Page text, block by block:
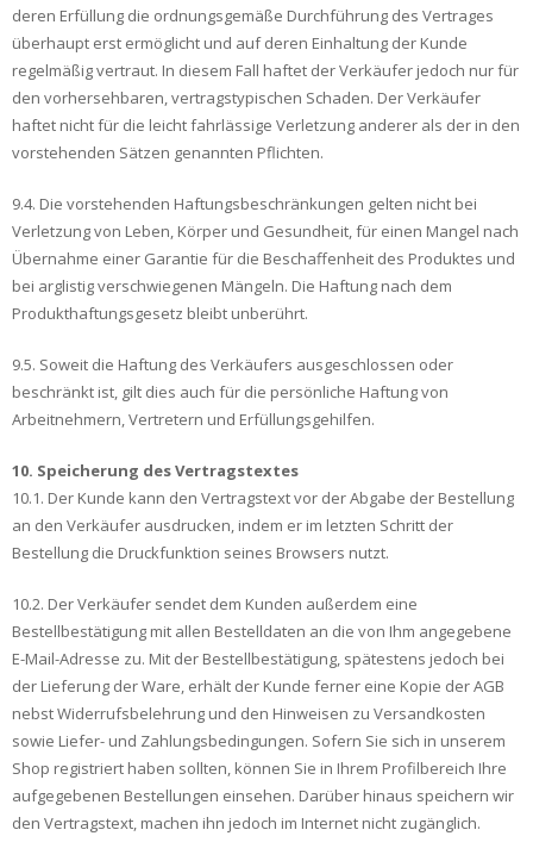
deren Erfüllung die ordnungsgemäße Durchführung des Vertrages
überhaupt erst ermöglicht und auf deren Einhaltung der Kunde
regelmäßig vertraut. In diesem Fall haftet der Verkäufer jedoch nur für
den vorhersehbaren, vertragstypischen Schaden. Der Verkäufer
haftet nicht für die leicht fahrlässige Verletzung anderer als der in den
vorstehenden Sätzen genannten Pflichten.
9.4. Die vorstehenden Haftungsbeschränkungen gelten nicht bei
Verletzung von Leben, Körper und Gesundheit, für einen Mangel nach
Übernahme einer Garantie für die Beschaffenheit des Produktes und
bei arglistig verschwiegenen Mängeln. Die Haftung nach dem
Produkthaftungsgesetz bleibt unberührt.
9.5. Soweit die Haftung des Verkäufers ausgeschlossen oder
beschränkt ist, gilt dies auch für die persönliche Haftung von
Arbeitnehmern, Vertretern und Erfüllungsgehilfen.
10. Speicherung des Vertragstextes
10.1. Der Kunde kann den Vertragstext vor der Abgabe der Bestellung
an den Verkäufer ausdrucken, indem er im letzten Schritt der
Bestellung die Druckfunktion seines Browsers nutzt.
10.2. Der Verkäufer sendet dem Kunden außerdem eine
Bestellbestätigung mit allen Bestelldaten an die von Ihm angegebene
E-Mail-Adresse zu. Mit der Bestellbestätigung, spätestens jedoch bei
der Lieferung der Ware, erhält der Kunde ferner eine Kopie der AGB
nebst Widerrufsbelehrung und den Hinweisen zu Versandkosten
sowie Liefer- und Zahlungsbedingungen. Sofern Sie sich in unserem
Shop registriert haben sollten, können Sie in Ihrem Profilbereich Ihre
aufgegebenen Bestellungen einsehen. Darüber hinaus speichern wir
den Vertragstext, machen ihn jedoch im Internet nicht zugänglich.